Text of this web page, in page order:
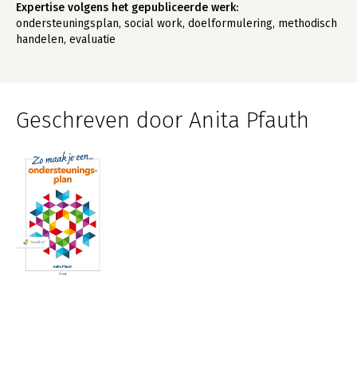
Expertise volgens het gepubliceerde werk:
ondersteuningsplan, social work, doelformulering, methodisch
handelen, evaluatie
Geschreven door Anita Pfauth